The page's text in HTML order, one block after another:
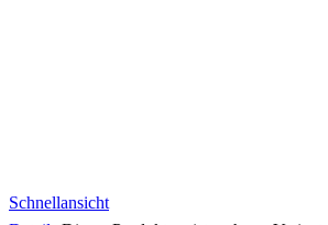
Schnellansicht